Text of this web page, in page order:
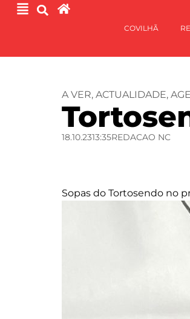
COVILHÃ
A VER, ACTUALIDADE,
18.10.2313:35REDACAO NC
Sopas do Tortosendo no